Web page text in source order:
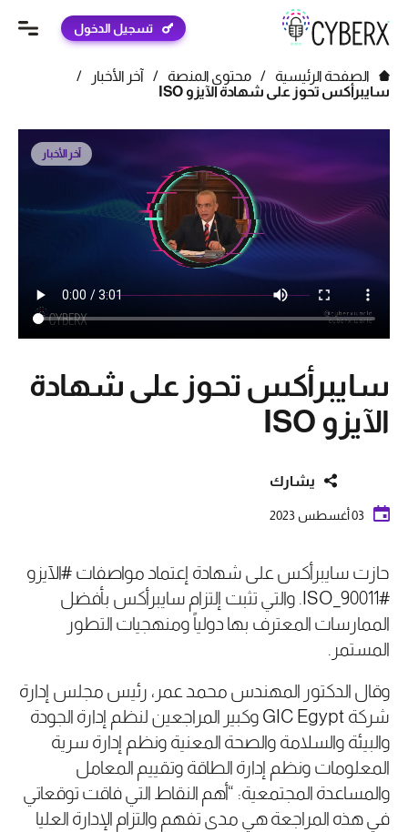
تسجيل الدخول
الصفحة الرئيسية / محتوى المنصة / آخر الأخبار
/
سايبرأكس تحوز على شهادة الآيزو ISO
آخر الأخبار
سايبرأكس تحوز على شهادة
الآيزو ISO
يشارك
03 أغسطس 2023
حازت سايبرأكس على شهادة إعتماد مواصفات #الآيزو
#ISO_90011. والتي تثبت إلتزام سايبرأكس بأفضل
الممارسات المعترف بها دولياً ومنهجيات التطور
المستمر.
وقال الدكتور المهندس محمد عمر، رئيس مجلس إدارة
شركة GIC Egypt وكبير المراجعين لنظم إدارة الجودة
والبيئة والسلامة والصحة المعنية ونظم إدارة سرية
المعلومات ونظم إدارة الطاقة وتقييم المعامل
والمساعدة المجتمعية: “أهم النقاط التي فاقت توقعاتي
في هذه المراجعة هي مدى تفهم والتزام الإدارة العليا